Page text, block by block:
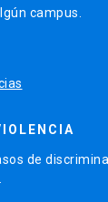
campus.
de